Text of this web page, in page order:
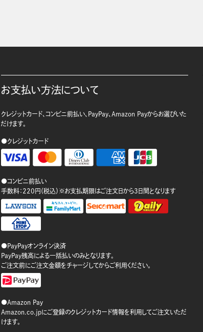
お支払い方法について
クレジットカード、コンビニ前払い、PayPay、Amazon Payからお選びいた
だけます。
●クレジットカード
●コンビニ前払い
手数料：220円（税込）※お支払期限はご注文日から3日間となります
●PayPayオンライン決済
PayPay残高による一括払いのみとなります。
ご注文前にご注文金額をチャージしてからご利用ください。
●Amazon Pay
Amazon.co.jpにご登録のクレジットカード情報を利用してご注文いただ
けます。